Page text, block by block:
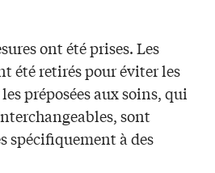
ont été prises. Les
été retirés pour éviter les
préposées aux soins, qui
sont
à des